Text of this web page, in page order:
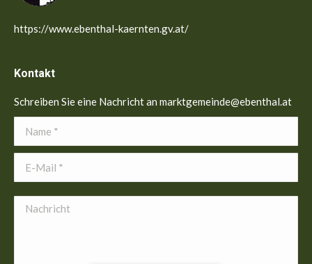
https://www.ebenthal-kaernten.gv.at/
Kontakt
Schreiben Sie eine Nachricht an marktgemeinde@ebenthal.at
Name *
E-Mail *
Nachricht